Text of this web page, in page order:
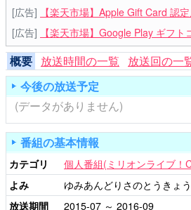
[広告]
【楽天市場】Apple Gift Card 認
[広告]
【楽天市場】Google Play ギフト
概要 放送時間の一覧 放送回の一
今後の放送予定
(データがありません)
番組の基本情報
カテゴリ
個人番組(ミリオンライブ！
よみ
ゆみあんどりさのとうきょ
放送期間
2015-07 ～ 2016-09